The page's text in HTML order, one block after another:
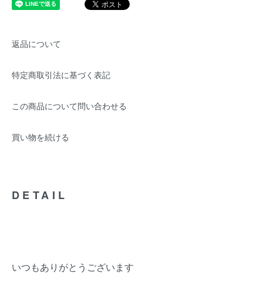
返品について
特定商取引法に基づく表記
この商品について問い合わせる
買い物を続ける
DETAIL
いつもありがとうございます